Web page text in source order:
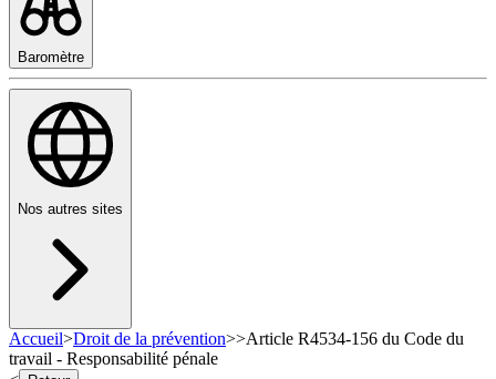
Baromètre
Nos autres sites
Accueil>Droit de la prévention>>Article R4534-156 du Code du
travail - Responsabilité pénale